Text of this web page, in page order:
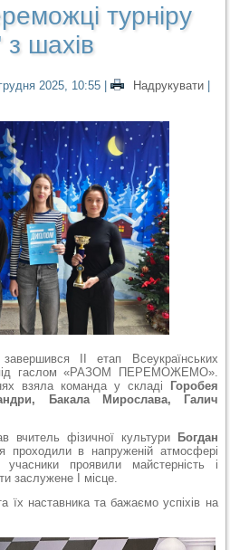
турніру
з шахів
2025, 10:55 | Надрукувати
ІІ етап Всеукраїнських
під гаслом «РАЗОМ ПЕРЕМОЖЕМО».
взяла команда у складі
Горобея
Бакала Мирослава, Галич
вчитель фізичної культури
Богдан
проходили в напруженій атмосфері
проявили майстерність і
заслужене І місце.
їх наставника та бажаємо успіхів на